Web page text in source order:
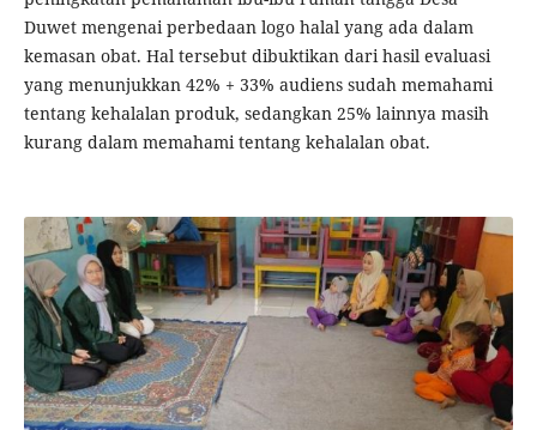
Duwet mengenai perbedaan logo halal yang ada dalam
kemasan obat. Hal tersebut dibuktikan dari hasil evaluasi
yang menunjukkan 42% + 33% audiens sudah memahami
tentang kehalalan produk, sedangkan 25% lainnya masih
kurang dalam memahami tentang kehalalan obat.